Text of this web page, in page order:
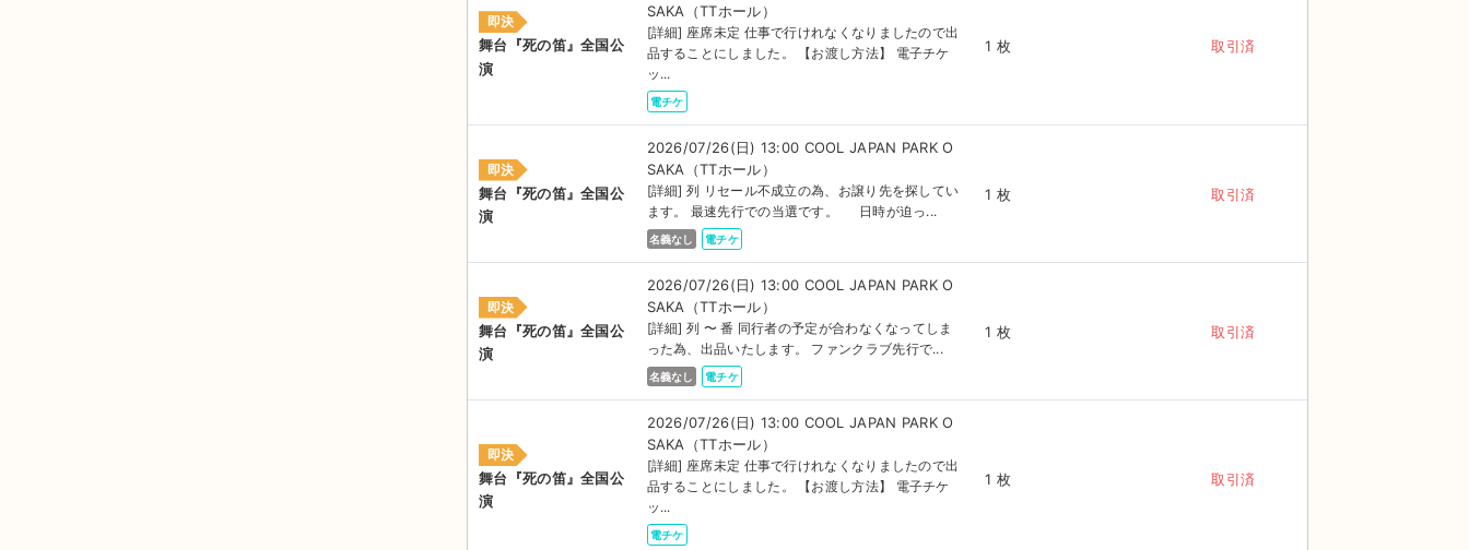
即決
舞台『死の笛』全国公
演
SAKA（TTホール）
[詳細] 座席未定 仕事で行けれなくなりましたので出
品することにしました。 【お渡し方法】 電子チケ
ッ...
電チケ
1 枚 取引済
即決
舞台『死の笛』全国公
演
2026/07/26(日) 13:00 COOL JAPAN PARK O
SAKA（TTホール）
[詳細] 列 リセール不成立の為、お譲り先を探してい
ます。 最速先行での当選です。 日時が迫っ...
名義なし 電チケ
1 枚 取引済
即決
舞台『死の笛』全国公
演
2026/07/26(日) 13:00 COOL JAPAN PARK O
SAKA（TTホール）
[詳細] 列 〜 番 同行者の予定が合わなくなってしま
った為、出品いたします。 ファンクラブ先行で...
名義なし 電チケ
1 枚 取引済
即決
舞台『死の笛』全国公
演
2026/07/26(日) 13:00 COOL JAPAN PARK O
SAKA（TTホール）
[詳細] 座席未定 仕事で行けれなくなりましたので出
品することにしました。 【お渡し方法】 電子チケ
ッ...
電チケ
1 枚 取引済